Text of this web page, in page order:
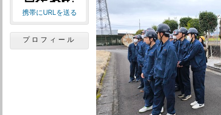
携帯にURLを送る
プロフィール